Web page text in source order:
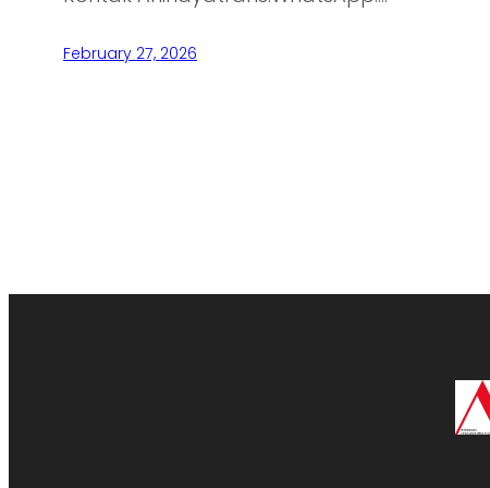
February 27, 2026